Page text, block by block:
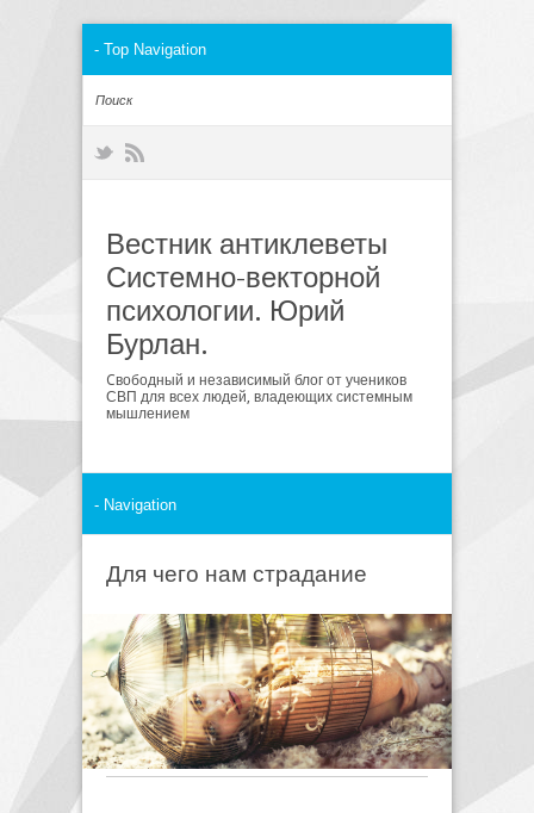
Вестник антиклеветы
Системно-векторной
психологии. Юрий
Бурлан.
Cвободный и независимый блог от учеников
СВП для всех людей, владеющих системным
мышлением
Для чего нам страдание